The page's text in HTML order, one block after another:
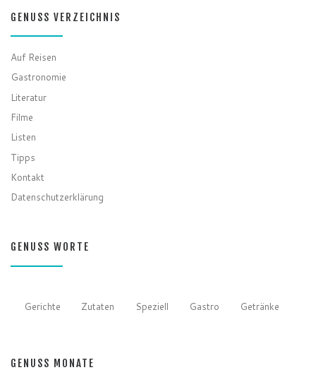
GENUSS VERZEICHNIS
Auf Reisen
Gastronomie
Literatur
Filme
Listen
Tipps
Kontakt
Datenschutzerklärung
GENUSS WORTE
Gerichte Zutaten Speziell Gastro Getränke
GENUSS MONATE